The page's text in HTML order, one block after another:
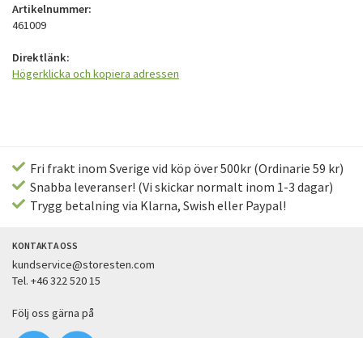
Artikelnummer:
461009
Direktlänk:
Högerklicka och kopiera adressen
Fri frakt inom Sverige vid köp över 500kr (Ordinarie 59 kr)
Snabba leveranser! (Vi skickar normalt inom 1-3 dagar)
Trygg betalning via Klarna, Swish eller Paypal!
KONTAKTA OSS
kundservice@storesten.com
Tel. +46 322 520 15
Följ oss gärna på